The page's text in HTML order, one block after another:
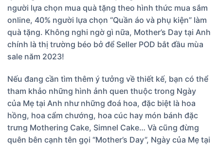
người lựa chọn mua quà tặng theo hình thức mua sắm
online, 40% người lựa chọn “Quần áo và phụ kiện” làm
quà tặng. Không nghi ngờ gì nữa, Mother’s Day tại Anh
chính là thị trường béo bở để Seller POD bắt đầu mùa
sale năm 2023!
Nếu đang cần tìm thêm ý tưởng về thiết kế, bạn có thể
tham khảo những hình ảnh quen thuộc trong Ngày
của Mẹ tại Anh như những đoá hoa, đặc biệt là hoa
hồng, hoa cẩm chướng, hoa cúc hay món bánh đặc
trưng Mothering Cake, Simnel Cake… Và cũng đừng
quên bên cạnh tên gọi “Mother’s Day”, Ngày của Mẹ tại